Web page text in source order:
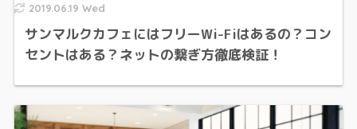
2019.06.19 Wed
サンマルクカフェにはフリーWi-Fiはあるの？コン
セントはある？ネットの繋ぎ方徹底検証！